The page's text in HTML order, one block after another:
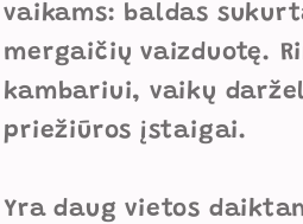
vaikams: baldas
mergaičių vaizduotę.
kambariui, vaikų
priežiūros įstaigai.
Yra daug vietos